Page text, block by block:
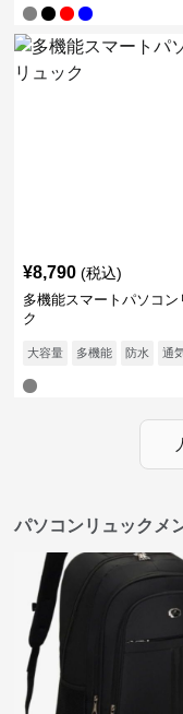
¥8,790 (税込)
多機能スマートパソコン
ク
大容量 多機能 防水 通
パソコンリュックメ